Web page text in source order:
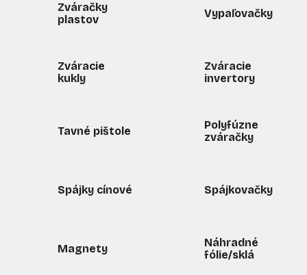
Zváračky
plastov
Vypaľovačky
Zváracie
kukly
Zváracie
invertory
Tavné pištole
Polyfúzne
zváračky
Spájky cínové Spájkovačky
Magnety
Náhradné
fólie/sklá